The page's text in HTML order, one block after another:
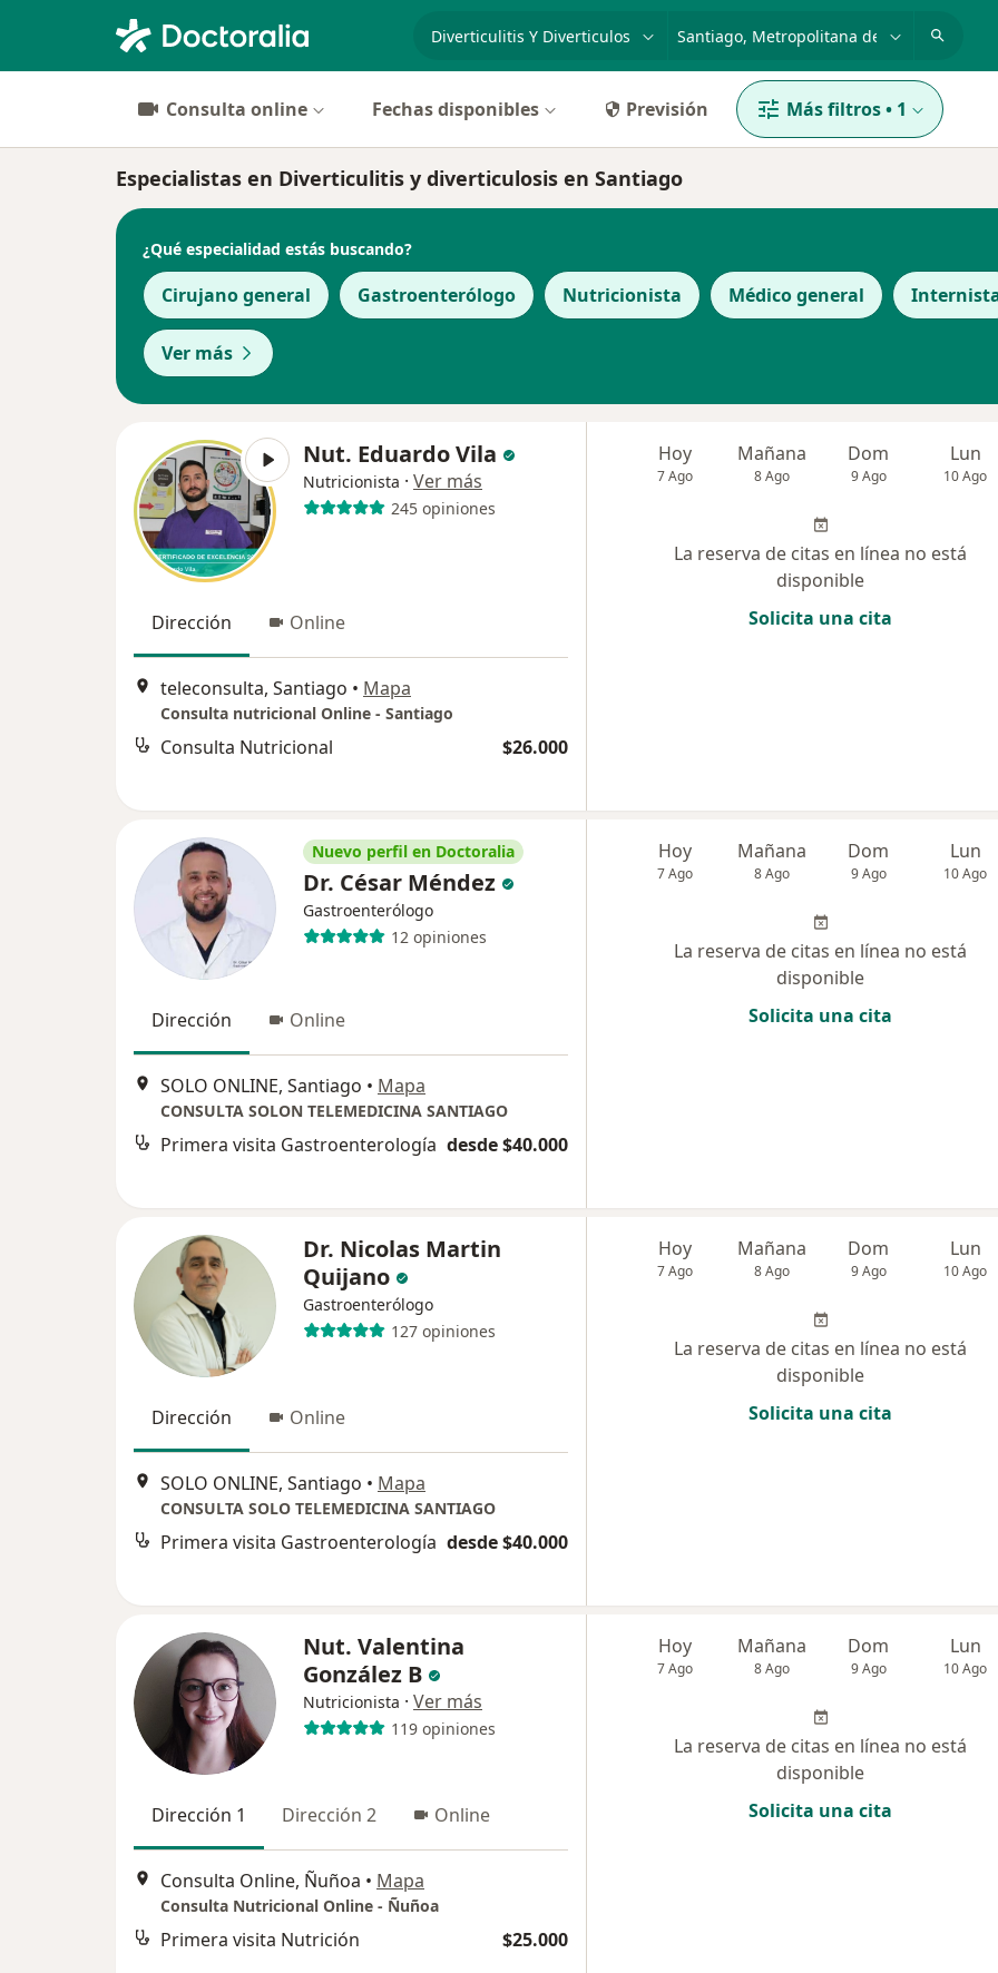
Consulta online Fechas disponibles Previsión Más filtros• 1
Especialistas en Diverticulitis y diverticulosis en Santiago
¿Qué especialidad estás buscando?
Cirujano general Gastroenterólogo Nutricionista Médico general
Ver más
Nut. Eduardo Vila
Nutricionista · Ver más
245 opiniones
Dirección Online
teleconsulta, Santiago • Mapa
Consulta nutricional Online - Santiago
Consulta Nutricional $26.000
Hoy
7 Ago
Mañana
8 Ago
Dom
9 Ago
Lun
10 Ago
La reserva de citas en línea no está
disponible
Solicita una cita
Nuevo perfil en Doctoralia
Dr. César Méndez
Gastroenterólogo
12 opiniones
Dirección Online
SOLO ONLINE, Santiago • Mapa
CONSULTA SOLON TELEMEDICINA SANTIAGO
Primera visita Gastroenterología desde $40.000
Hoy
7 Ago
Mañana
8 Ago
Dom
9 Ago
Lun
10 Ago
La reserva de citas en línea no está
disponible
Solicita una cita
Dr. Nicolas Martin
Quijano
Gastroenterólogo
127 opiniones
Dirección Online
SOLO ONLINE, Santiago • Mapa
CONSULTA SOLO TELEMEDICINA SANTIAGO
Primera visita Gastroenterología desde $40.000
Hoy
7 Ago
Mañana
8 Ago
Dom
9 Ago
Lun
10 Ago
La reserva de citas en línea no está
disponible
Solicita una cita
Nut. Valentina
González B
Nutricionista · Ver más
119 opiniones
Dirección 1 Dirección 2 Online
Consulta Online, Ñuñoa • Mapa
Consulta Nutricional Online - Ñuñoa
Primera visita Nutrición $25.000
Hoy
7 Ago
Mañana
8 Ago
Dom
9 Ago
Lun
10 Ago
La reserva de citas en línea no está
disponible
Solicita una cita